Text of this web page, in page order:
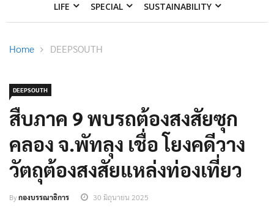
LIFE SPECIAL SUSTAINABILITY
Home DEEPSOUTH
DEEPSOUTH
สืบภาค 9 พบรถต้องสงสัยซุก
คลอง จ.พัทลุง เชื่อ โยงคดีวาง
วัตถุต้องสงสัยแหล่งท่องเที่ยว
Byกองบรรณาธิการ 30 มิถุนายน 2025